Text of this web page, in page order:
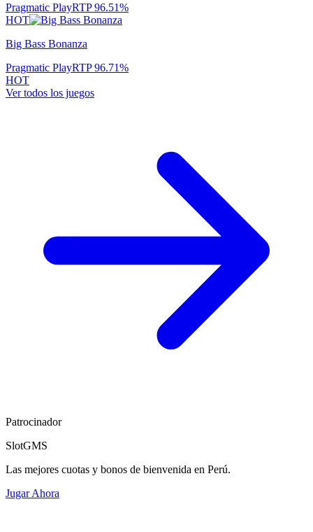
Pragmatic PlayRTP96.51%
HOT
Big Bass Bonanza
Pragmatic PlayRTP96.71%
HOT
Ver todos los juegos
Patrocinador
SlotGMS
Las mejores cuotas y bonos de bienvenida en Perú.
Jugar Ahora